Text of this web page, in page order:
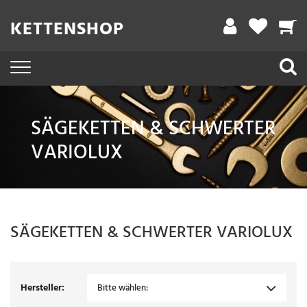
KETTENSHOP
SÄGEKETTEN & SCHWERTER
VARIOLUX
SÄGEKETTEN & SCHWERTER VARIOLUX
Hersteller: Bitte wählen:
Filter
A
t
l
n